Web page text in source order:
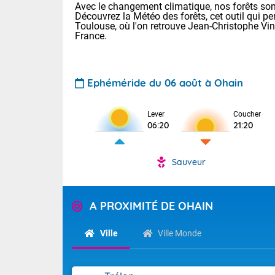
Tendance
Avec le changement climatique, nos forêts
Découvrez la Météo des forêts, cet outil qui
Toulouse, où l'on retrouve Jean-Christophe
France.
Ephéméride du 06 août à Ohain
Lever
06:20
Coucher
21:20
Sauveur
A PROXIMITÉ DE OHAIN
Ville Ville Monde
Voici les
28 Lyon :
: 27 Nancy :
31 Lille : 26
Demain :
alors que la